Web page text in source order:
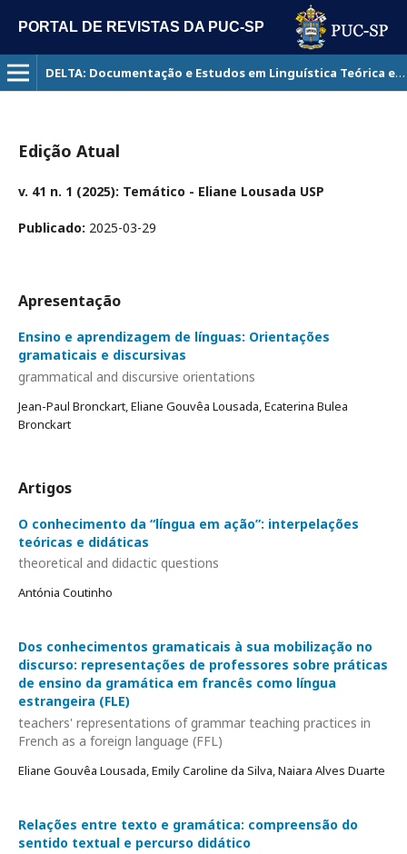
DELTA: Documentação e Estudos em Linguística Teórica e Aplicada
Edição Atual
v. 41 n. 1 (2025): Temático - Eliane Lousada USP
Publicado: 2025-03-29
Apresentação
Ensino e aprendizagem de línguas: Orientações
gramaticais e discursivas
grammatical and discursive orientations
Jean-Paul Bronckart, Eliane Gouvêa Lousada, Ecaterina Bulea
Bronckart
Artigos
O conhecimento da “língua em ação”: interpelações
teóricas e didáticas
theoretical and didactic questions
Antónia Coutinho
Dos conhecimentos gramaticais à sua mobilização no
discurso: representações de professores sobre práticas
de ensino da gramática em francês como língua
estrangeira (FLE)
teachers' representations of grammar teaching practices in
French as a foreign language (FFL)
Eliane Gouvêa Lousada, Emily Caroline da Silva, Naiara Alves Duarte
Relações entre texto e gramática: compreensão do
sentido textual e percurso didático
PORTAL DE REVISTAS DA PUC-SP